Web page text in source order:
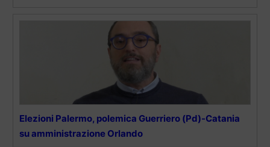
Elezioni Palermo, polemica Guerriero (Pd)-Catania
su amministrazione Orlando